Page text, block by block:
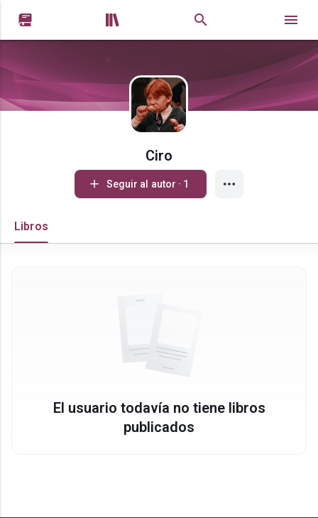
 
Ciro
Seguir al autor · 1
Libros
El usuario todavía no tiene libros
publicados